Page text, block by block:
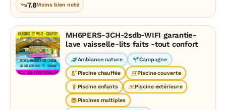
7.8Moins bien noté
MH6PERS-3CH-2sdb-WIFI garantie-
lave vaisselle-lits faits -tout confort
Ambiance nature Campagne
Piscine chauffée Piscine couverte
Piscine enfants Piscine extérieure
Piscines multiples